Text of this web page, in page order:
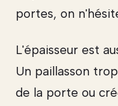
portes, on
L'épaisseur est
Un paillasson
de la porte ou